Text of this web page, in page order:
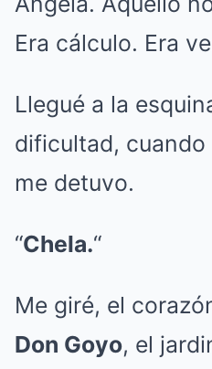
Era cálculo. Era
Llegué a la
dificultad, cuando
me detuvo.
“Chela.“
Me giré, el
Don Goyo, el